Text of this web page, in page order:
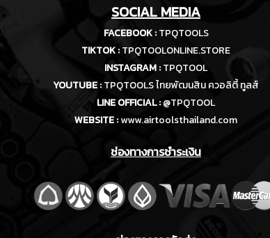
SOCIAL MEDIA
FACEBOOK : TPQTOOLS
TIKTOK :TPQTOOLONLINE.STORE
INSTAGRAM :TPQTOOL
YOUTUBE :TPQTOOLS ไทยพัฒนสิน ควอลิตี้ ทูลส์
LINE OFFICIAL :@TPQTOOL
WEBSITE :www.airtoolsthailand.com
ช่องทางการชำระเงิน